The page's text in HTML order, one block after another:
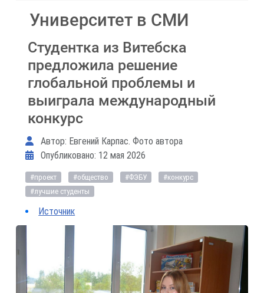
Университет в СМИ
Студентка из Витебска
предложила решение
глобальной проблемы и
выиграла международный
конкурс
Информация о материале
Автор: Евгений Карпас. Фото автора
Опубликовано: 12 мая 2026
#проект #общество #ФЭБУ
#конкурс
#лучшие студенты
Источник